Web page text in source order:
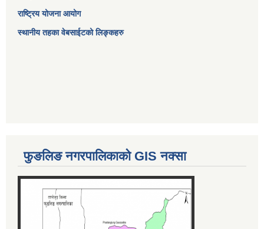
राष्ट्रिय योजना आयोग
स्थानीय तहका वेबसाईटको लिङ्कहरु
फुङलिङ नगरपालिकाको GIS नक्सा